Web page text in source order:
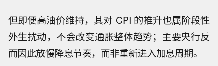
但即便高油价维持，其对 CPI 的推升也属阶段性
外生扰动，不会改变通胀整体趋势；主要央行反
而因此放慢降息节奏，而非重新进入加息周期。